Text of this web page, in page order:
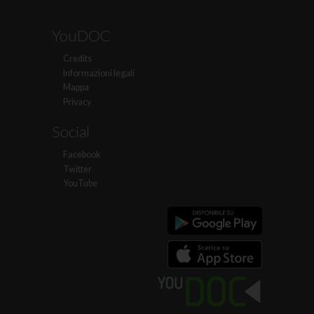
YouDOC
Credits
Informazioni legali
Mappa
Privacy
Social
Facebook
Twitter
YouTube